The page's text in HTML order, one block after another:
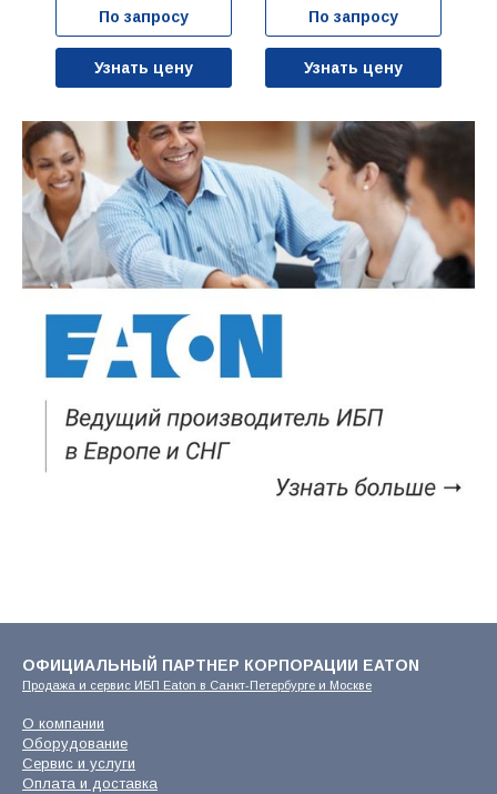
По запросу
Узнать цену
По запросу
Узнать цену
ОФИЦИАЛЬНЫЙ ПАРТНЕР КОРПОРАЦИИ EATON
Продажа и сервис ИБП Eaton в Санкт-Петербурге и Москве
О компании
Оборудование
Сервис и услуги
Оплата и доставка